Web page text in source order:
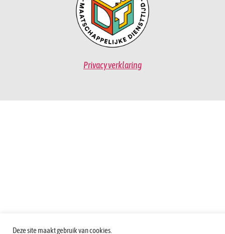
Privacy verklaring
Deze site maakt gebruik van cookies.